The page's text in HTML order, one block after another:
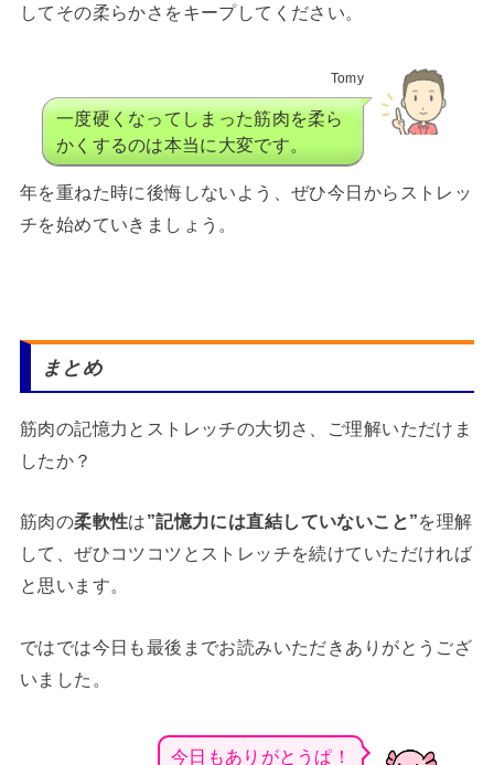
してその柔らかさをキープしてください。
Tomy
一度硬くなってしまった筋肉を柔ら
かくするのは本当に大変です。
年を重ねた時に後悔しないよう、ぜひ今日からストレッ
チを始めていきましょう。
まとめ
筋肉の記憶力とストレッチの大切さ、ご理解いただけま
したか？
筋肉の柔軟性は”記憶力には直結していないこと”を理解
して、ぜひコツコツとストレッチを続けていただければ
と思います。
ではでは今日も最後までお読みいただきありがとうござ
いました。
今日もありがとうぱ！